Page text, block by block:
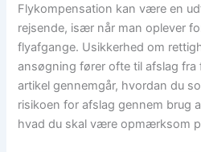
Flykompensation kan være en
rejsende, især når man oplever
flyafgange. Usikkerhed om
ansøgning fører ofte til afslag fra
artikel gennemgår, hvordan du
risikoen for afslag gennem brug
hvad du skal være opmærksom